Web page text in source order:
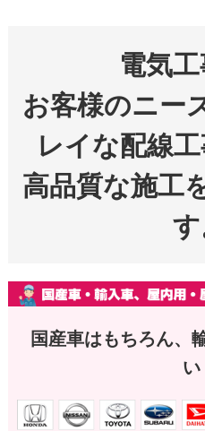
電気
お客様のニー
レイな配線工
高品質な施工
す
国産車はもちろん、
い